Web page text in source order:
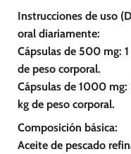
Instrucciones de uso
oral diariamente:
Cápsulas de 500 mg:
de peso corporal.
Cápsulas de 1000 mg:
kg de peso corporal.
Composición básica:
Aceite de pescado